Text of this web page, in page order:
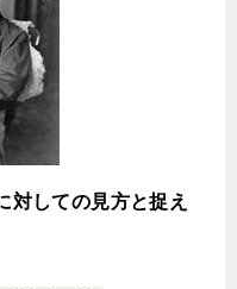
対しての見方と捉え